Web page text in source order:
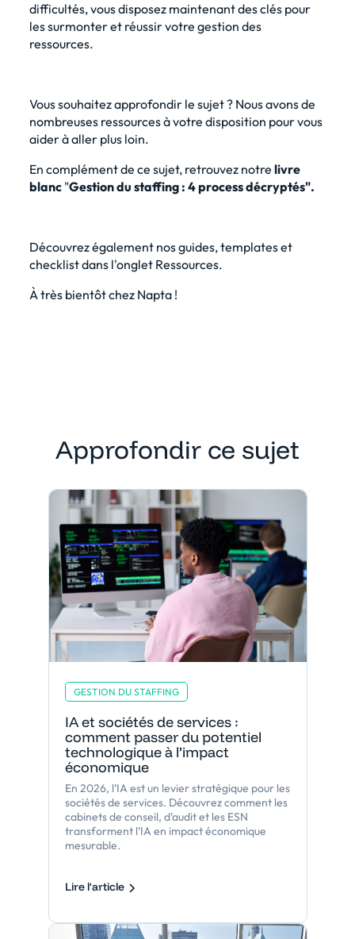
difficultés, vous disposez maintenant des clés pour
les surmonter et réussir votre gestion des
ressources.
Vous souhaitez approfondir le sujet ? Nous avons de
nombreuses ressources à votre disposition pour vous
aider à aller plus loin.
En complément de ce sujet, retrouvez notre livre
blanc"Gestion du staffing : 4 process décryptés".
Découvrez également nos guides, templates et
checklist dans l'onglet Ressources.
À très bientôt chez Napta !
Approfondir ce sujet
GESTION DU STAFFING
IA et sociétés de services :
comment passer du potentiel
technologique à l’impact
économique
En 2026, l’IA est un levier stratégique pour les
sociétés de services. Découvrez comment les
cabinets de conseil, d’audit et les ESN
transforment l’IA en impact économique
mesurable.
Lire l'article